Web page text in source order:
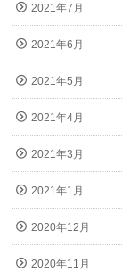
2021年7月
2021年6月
2021年5月
2021年4月
2021年3月
2021年1月
2020年12月
2020年11月